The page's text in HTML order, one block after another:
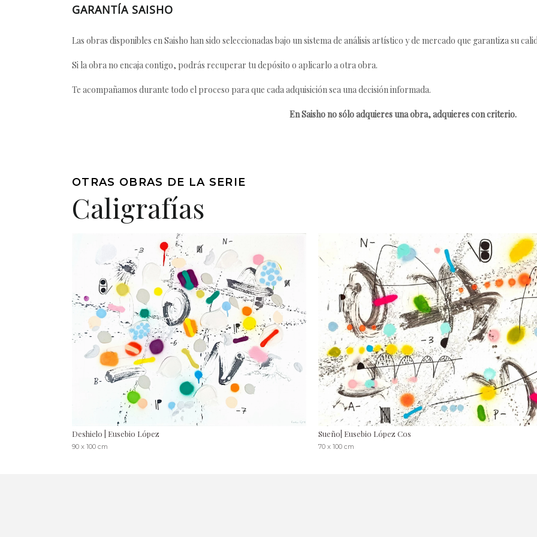
GARANTÍA SAISHO
Las obras disponibles en Saisho han sido seleccionadas bajo un sistema de análisis artístico y de mercado que garantiza su
Si la obra no encaja contigo, podrás recuperar tu depósito o aplicarlo a otra obra.
Te acompañamos durante todo el proceso para que cada adquisición sea una decisión informada.
En Saisho no sólo adquieres una obra, adquieres con criterio.
OTRAS OBRAS DE LA SERIE
Caligrafías
Deshielo | Eusebio López
90 x 100 cm
Sueño| Eusebio López Cos
70 x 100 cm